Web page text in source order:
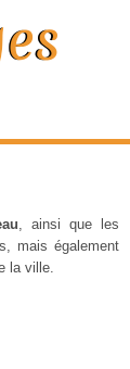
, ainsi que les
mais également
la ville.